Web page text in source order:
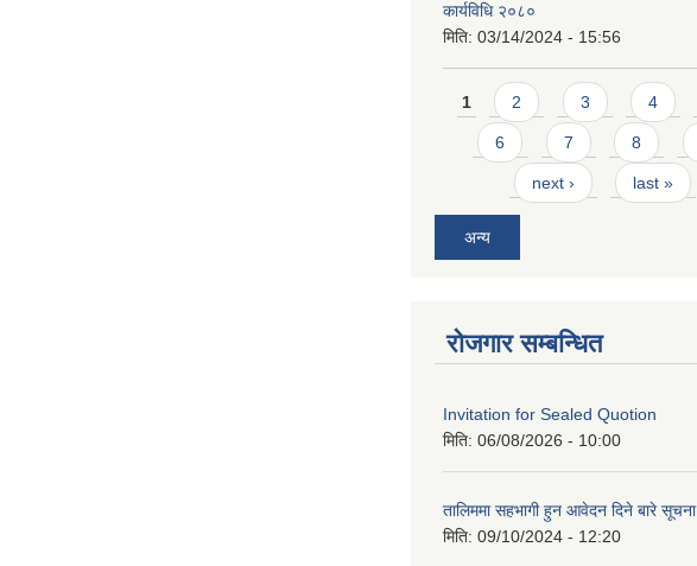
कार्यविधि २०८०
मिति: 03/14/2024 - 15:56
Pages
1 2 3 4
6 7 8
next › last »
अन्य
रोजगार सम्बन्धित
Invitation for Sealed Quotion
मिति: 06/08/2026 - 10:00
तालिममा सहभागी हुन आवेदन दिने बारे सूचना
मिति: 09/10/2024 - 12:20